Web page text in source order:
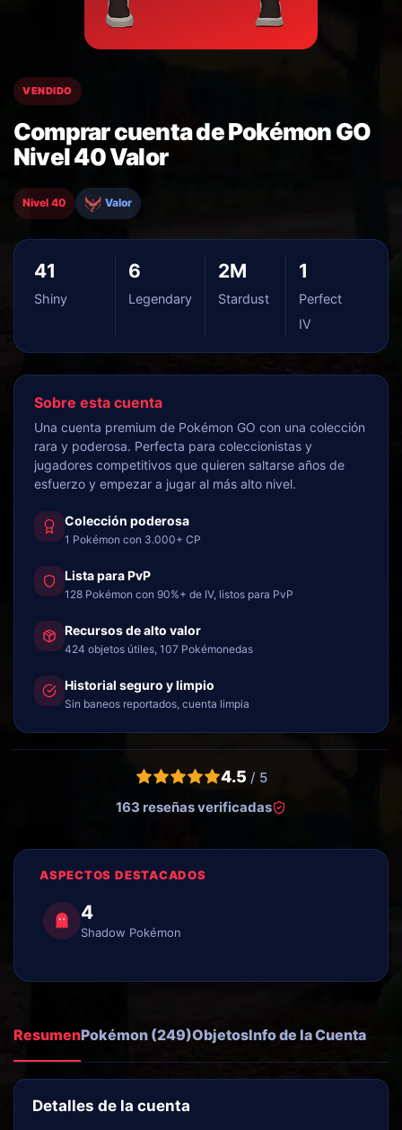
VENDIDO
Comprar cuenta de Pokémon GO
Nivel 40 Valor
Nivel 40 Valor
41
Shiny
6
Legendary
2M
Stardust
1
Perfect
IV
Sobre esta cuenta
Una cuenta premium de Pokémon GO con una colección
rara y poderosa. Perfecta para coleccionistas y
jugadores competitivos que quieren saltarse años de
esfuerzo y empezar a jugar al más alto nivel.
Colección poderosa
1 Pokémon con 3.000+ CP
Lista para PvP
128 Pokémon con 90%+ de IV, listos para PvP
Recursos de alto valor
424 objetos útiles, 107 Pokémonedas
Historial seguro y limpio
Sin baneos reportados, cuenta limpia
4.5 / 5
163 reseñas verificadas
ASPECTOS DESTACADOS
4
Shadow Pokémon
ResumenPokémon (249)ObjetosInfo de la Cuenta
Detalles de la cuenta